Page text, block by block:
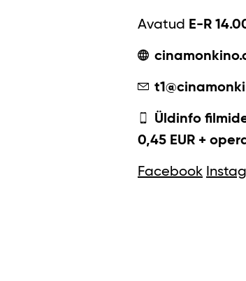
Avatud E-R
Üldinfo
0,45 EUR +
Facebook